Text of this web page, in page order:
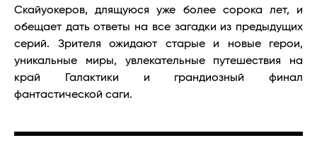
Скайуокеров, длящуюся уже более сорока лет, и
обещает дать ответы на все загадки из предыдущих
серий. Зрителя ожидают старые и новые герои,
уникальные миры, увлекательные путешествия на
край Галактики и грандиозный финал
фантастической саги.